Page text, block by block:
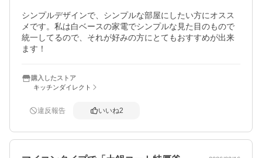
シンプルデザインで、シンプルな部屋にしたい方にオスス
メです。私は白ベースの家電でシンプルな見た目のもので
統一してるので、それが好みの方にとてもおすすめが出来
ます！
購入したストア
キッチンダイレクト
違反報告 いいね2